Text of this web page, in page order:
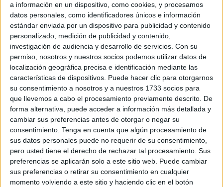
a información en un dispositivo, como cookies, y procesamos
datos personales, como identificadores únicos e información
estándar enviada por un dispositivo para publicidad y contenido
personalizado, medición de publicidad y contenido,
investigación de audiencia y desarrollo de servicios. Con su
permiso, nosotros y nuestros socios podemos utilizar datos de
localización geográfica precisa e identificación mediante las
características de dispositivos. Puede hacer clic para otorgarnos
su consentimiento a nosotros y a nuestros 1733 socios para
que llevemos a cabo el procesamiento previamente descrito. De
forma alternativa, puede acceder a información más detallada y
cambiar sus preferencias antes de otorgar o negar su
consentimiento. Tenga en cuenta que algún procesamiento de
sus datos personales puede no requerir de su consentimiento,
pero usted tiene el derecho de rechazar tal procesamiento. Sus
preferencias se aplicarán solo a este sitio web. Puede cambiar
sus preferencias o retirar su consentimiento en cualquier
momento volviendo a este sitio y haciendo clic en el botón